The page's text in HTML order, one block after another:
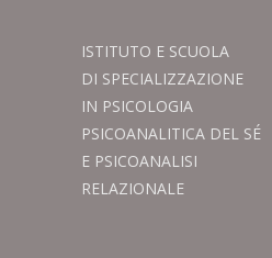
ISTITUTO E SCUOLA
DI SPECIALIZZAZIONE
IN PSICOLOGIA
PSICOANALITICA DEL SÉ
E PSICOANALISI
RELAZIONALE